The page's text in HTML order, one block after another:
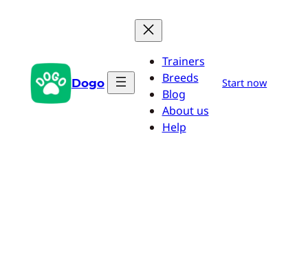
Dogo
Trainers
Breeds
Blog
About us
Help
Start now